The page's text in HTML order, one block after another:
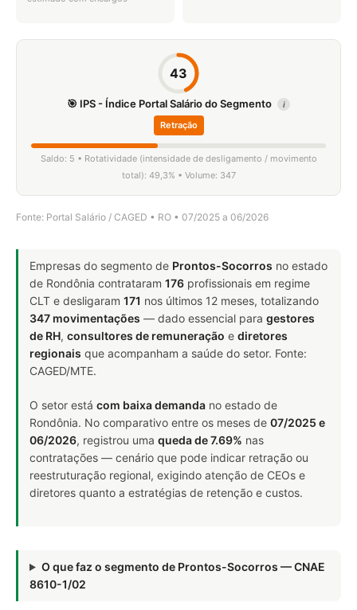
43
🎯 IPS - Índice Portal Salário do Segmento i
Retração
Saldo: 5 • Rotatividade (intensidade de desligamento / movimento
total): 49,3% • Volume: 347
Fonte: Portal Salário / CAGED • RO • 07/2025 a 06/2026
Empresas do segmento de Prontos-Socorros no estado
de Rondônia contrataram 176 profissionais em regime
CLT e desligaram 171 nos últimos 12 meses, totalizando
347 movimentações — dado essencial para gestores
de RH, consultores de remuneração e diretores
regionais que acompanham a saúde do setor. Fonte:
CAGED/MTE.
O setor está com baixa demanda no estado de
Rondônia. No comparativo entre os meses de 07/2025 e
06/2026, registrou uma queda de 7.69% nas
contratações — cenário que pode indicar retração ou
reestruturação regional, exigindo atenção de CEOs e
diretores quanto a estratégias de retenção e custos.
O que faz o segmento de Prontos-Socorros — CNAE
8610-1/02